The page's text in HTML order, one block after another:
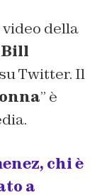
della
Bill
Twitter. Il
” è
chi è
a